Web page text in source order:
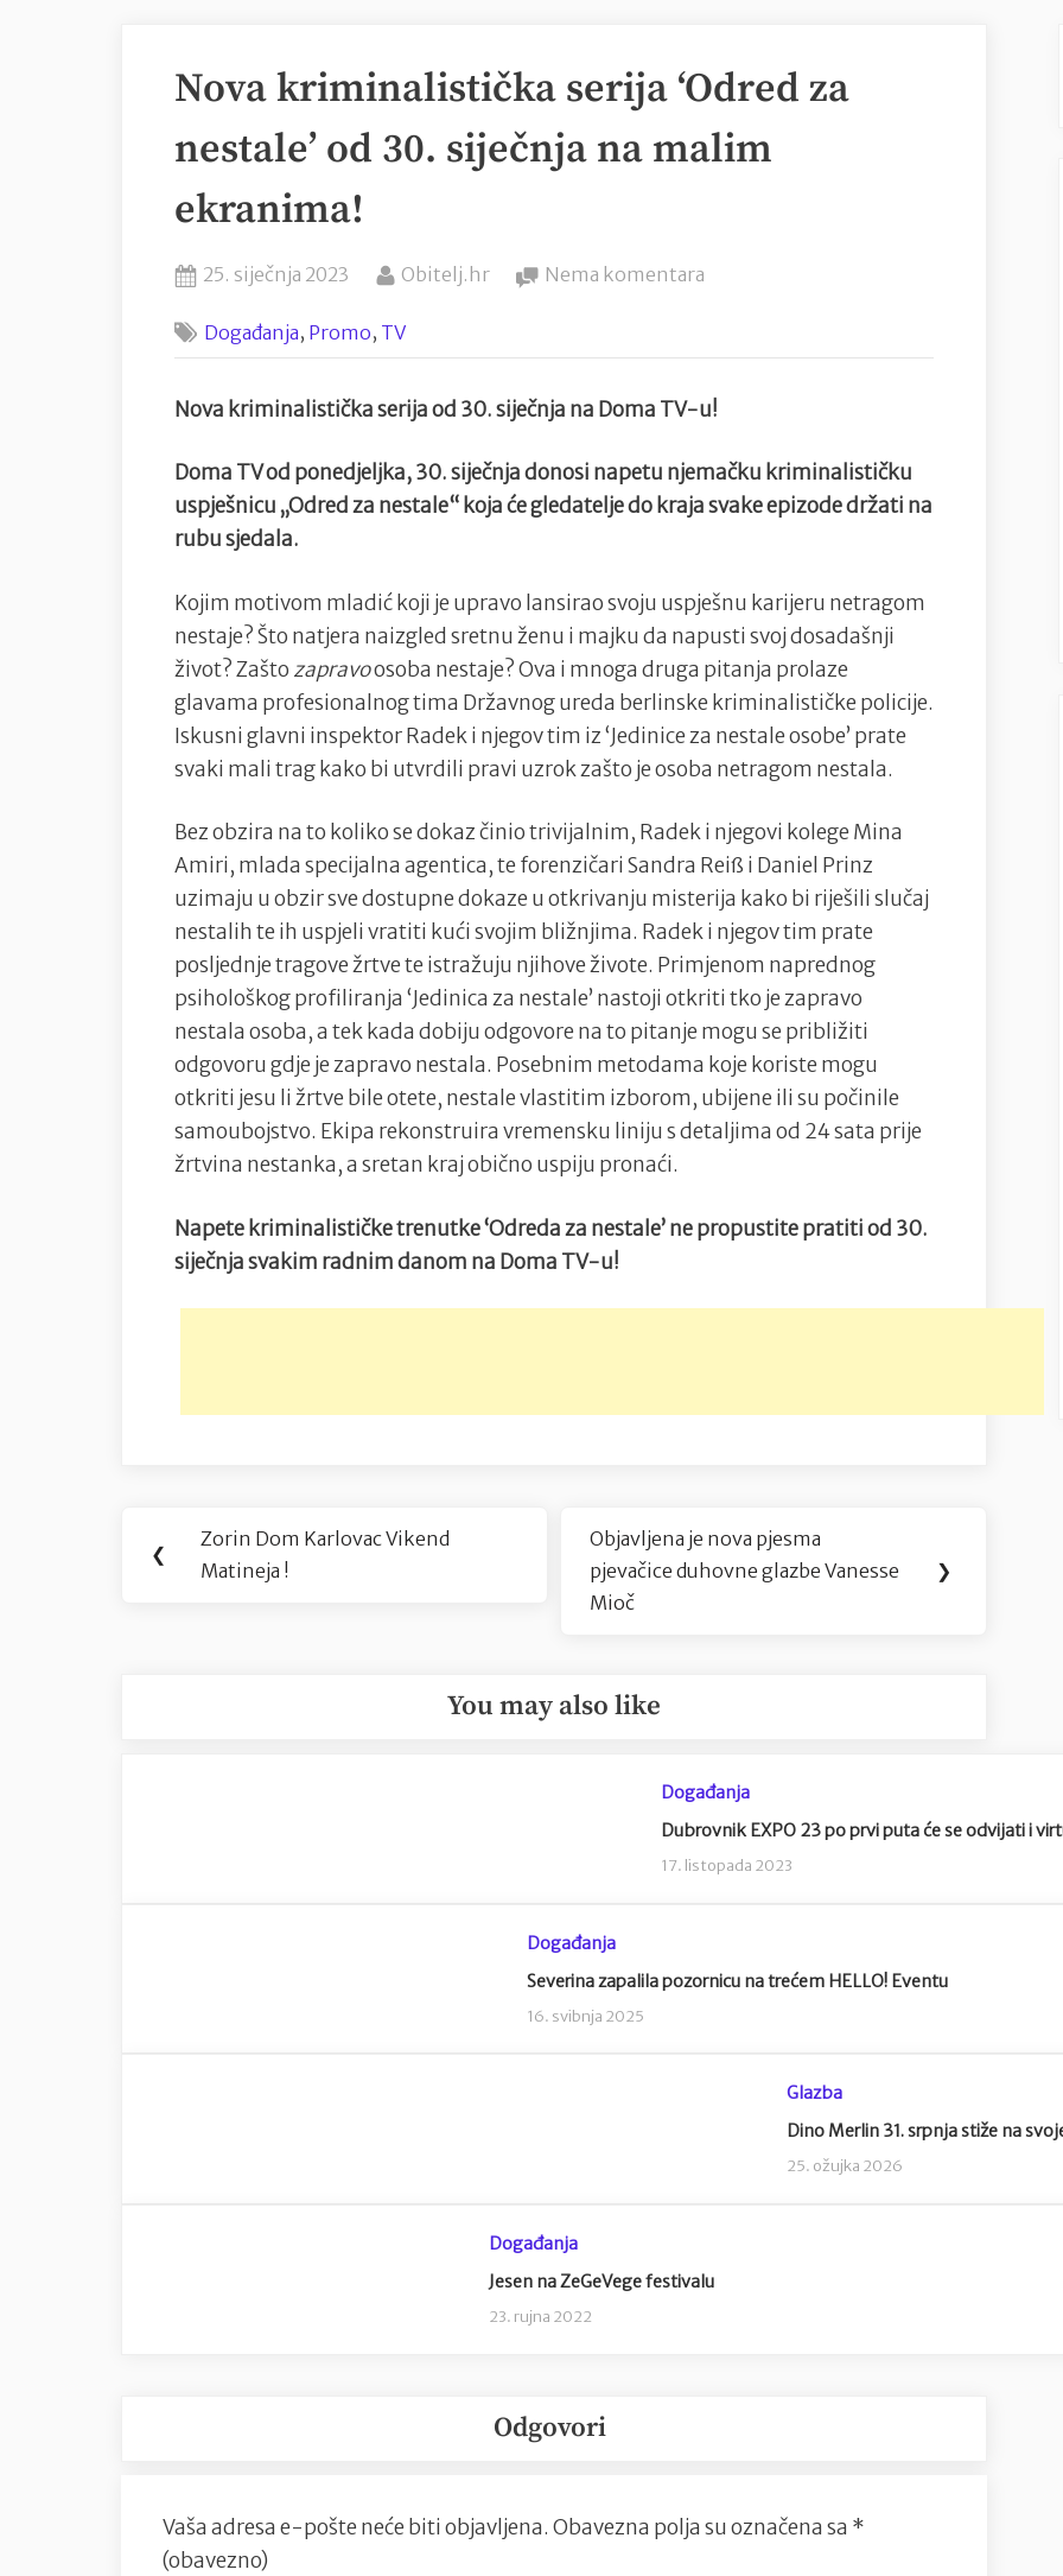
Nova kriminalistička serija ‘Odred za
nestale’ od 30. siječnja na malim
ekranima!
Posted
25. siječnja 2023 By
Obitelj.hr Nema komentara
‘Odred
nestale’
od
na
malim
ekranima!
Događanja, Promo, TV
Nova kriminalistička serija od 30. siječnja na Doma TV-u!
Doma TV od ponedjeljka, 30. siječnja donosi napetu njemačku kriminalističku
uspješnicu „Odred za nestale“ koja će gledatelje do kraja svake epizode držati na
rubu sjedala.
Kojim motivom mladić koji je upravo lansirao svoju uspješnu karijeru netragom
nestaje? Što natjera naizgled sretnu ženu i majku da napusti svoj dosadašnji
život? Zašto zapravoosoba nestaje? Ova i mnoga druga pitanja prolaze
glavama profesionalnog tima Državnog ureda berlinske kriminalističke policije.
Iskusni glavni inspektor Radek i njegov tim iz ‘Jedinice za nestale osobe’ prate
svaki mali trag kako bi utvrdili pravi uzrok zašto je osoba netragom nestala.
Bez obzira na to koliko se dokaz činio trivijalnim, Radek i njegovi kolege Mina
Amiri, mlada specijalna agentica, te forenzičari Sandra Reiß i Daniel Prinz
uzimaju u obzir sve dostupne dokaze u otkrivanju misterija kako bi riješili slučaj
nestalih te ih uspjeli vratiti kući svojim bližnjima. Radek i njegov tim prate
posljednje tragove žrtve te istražuju njihove živote. Primjenom naprednog
psihološkog profiliranja ‘Jedinica za nestale’ nastoji otkriti tko je zapravo
nestala osoba, a tek kada dobiju odgovore na to pitanje mogu se približiti
odgovoru gdje je zapravo nestala. Posebnim metodama koje koriste mogu
otkriti jesu li žrtve bile otete, nestale vlastitim izborom, ubijene ili su počinile
samoubojstvo. Ekipa rekonstruira vremensku liniju s detaljima od 24 sata prije
žrtvina nestanka, a sretan kraj obično uspiju pronaći.
Napete kriminalističke trenutke ‘Odreda za nestale’ ne propustite pratiti od 30.
siječnja svakim radnim danom na Doma TV-u!
Navigacija
objava
❮
Previous
Post:
Zorin Dom Karlovac Vikend
Matineja !
Next
Post:
Objavljena je nova pjesma
pjevačice duhovne glazbe Vanesse
Mioč
❯
You may also like
Događanja
Dubrovnik EXPO 23 po prvi puta će se odvijati i
17. listopada 2023
Događanja
Severina zapalila pozornicu na trećem HELLO! Eventu
16. svibnja 2025
Glazba
Dino Merlin 31. srpnja stiže na
25. ožujka 2026
Događanja
Jesen na ZeGeVege festivalu
23. rujna 2022
Odgovori
Vaša adresa e-pošte neće biti objavljena. Obavezna polja su označena sa *
(obavezno)